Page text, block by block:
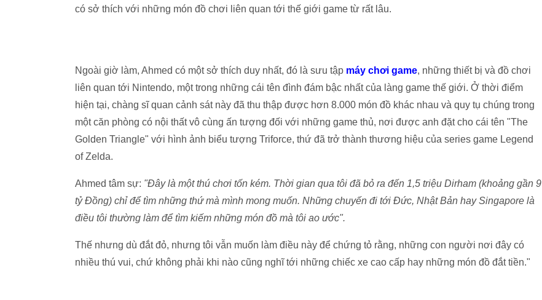
có sở thích với những món đồ chơi liên quan tới thế giới game từ rất lâu.
Ngoài giờ làm, Ahmed có một sở thích duy nhất, đó là sưu tập máy chơi game, những thiết bị và đồ chơi
liên quan tới Nintendo, một trong những cái tên đình đám bậc nhất của làng game thế giới. Ở thời điểm
hiện tại, chàng sĩ quan cảnh sát này đã thu thập được hơn 8.000 món đồ khác nhau và quy tụ chúng trong
một căn phòng có nội thất vô cùng ấn tượng đối với những game thủ, nơi được anh đặt cho cái tên "The
Golden Triangle" với hình ảnh biểu tượng Triforce, thứ đã trở thành thương hiệu của series game Legend
of Zelda.
Ahmed tâm sự: "Đây là một thú chơi tốn kém. Thời gian qua tôi đã bỏ ra đến 1,5 triệu Dirham (khoảng gần 9
tỷ Đồng) chỉ để tìm những thứ mà mình mong muốn. Những chuyến đi tới Đức, Nhật Bản hay Singapore là
điều tôi thường làm để tìm kiếm những món đồ mà tôi ao ước".
Thế nhưng dù đắt đỏ, nhưng tôi vẫn muốn làm điều này để chứng tỏ rằng, những con người nơi đây có
nhiều thú vui, chứ không phải khi nào cũng nghĩ tới những chiếc xe cao cấp hay những món đồ đắt tiền."